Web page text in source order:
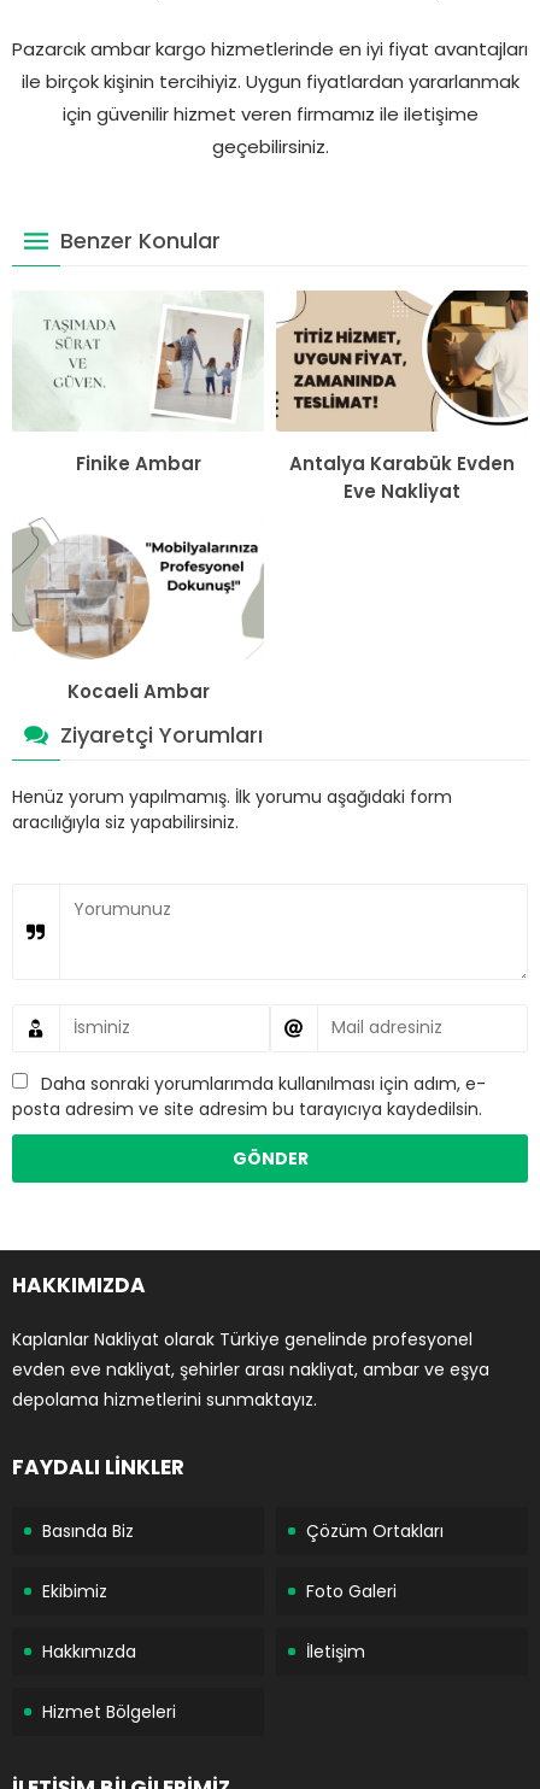
Pazarcık ambar kargo hizmetlerinde en iyi fiyat avantajları
ile birçok kişinin tercihiyiz. Uygun fiyatlardan yararlanmak
için güvenilir hizmet veren firmamız ile iletişime
geçebilirsiniz.
Benzer Konular
Finike Ambar
Antalya Karabük Evden
Eve Nakliyat
Kocaeli Ambar
Ziyaretçi Yorumları
Henüz yorum yapılmamış. İlk yorumu aşağıdaki form
aracılığıyla siz yapabilirsiniz.
Daha sonraki yorumlarımda kullanılması için adım, e-
posta adresim ve site adresim bu tarayıcıya kaydedilsin.
HAKKIMIZDA
Kaplanlar Nakliyat olarak Türkiye genelinde profesyonel
evden eve nakliyat, şehirler arası nakliyat, ambar ve eşya
depolama hizmetlerini sunmaktayız.
FAYDALI LİNKLER
Basında Biz Çözüm Ortakları
Ekibimiz Foto Galeri
Hakkımızda İletişim
Hizmet Bölgeleri